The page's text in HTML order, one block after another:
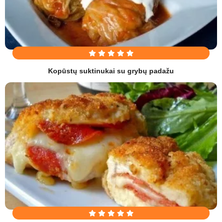
Kopūstų suktinukai su grybų padažu